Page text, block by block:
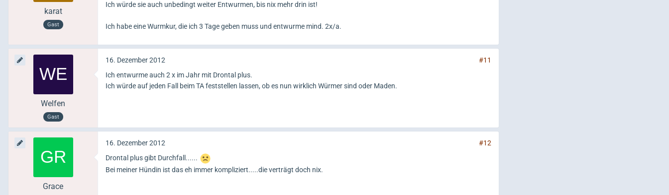
karat
Gast
Ich würde sie auch unbedingt weiter Entwurmen, bis nix mehr drin ist!
Ich habe eine Wurmkur, die ich 3 Tage geben muss und entwurme mind. 2x/a.
Welfen
Gast
16. Dezember 2012
#11
Ich entwurme auch 2 x im Jahr mit Drontal plus.
Ich würde auf jeden Fall beim TA feststellen lassen, ob es nun wirklich Würmer sind oder Maden.
Grace
16. Dezember 2012
#12
Drontal plus gibt Durchfall......
Bei meiner Hündin ist das eh immer kompliziert.....die verträgt doch nix.